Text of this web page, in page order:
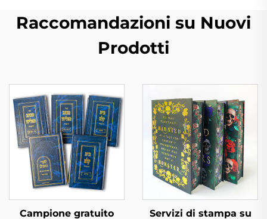
Raccomandazioni su Nuovi
Prodotti
Campione gratuito
Servizi di stampa su